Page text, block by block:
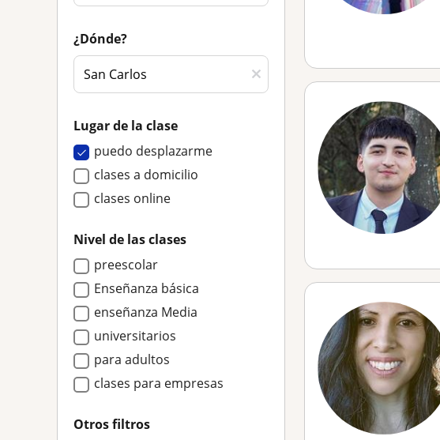
¿Dónde?
Lugar de la clase
puedo desplazarme
clases a domicilio
clases online
Nivel de las clases
preescolar
Enseñanza básica
enseñanza Media
universitarios
para adultos
clases para empresas
Otros filtros